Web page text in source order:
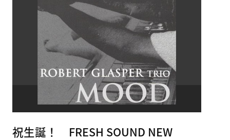
祝生誕！ FRESH SOUND NEW